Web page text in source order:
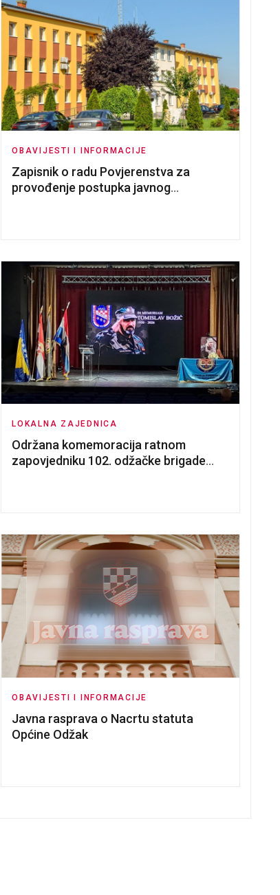
OBAVIJESTI I INFORMACIJE
Zapisnik o radu Povjerenstva za
provođenje postupka javnog
LOKALNA ZAJEDNICA
Održana komemoracija ratnom
zapovjedniku 102. odžačke brigade
OBAVIJESTI I INFORMACIJE
Javna rasprava o Nacrtu statuta
Općine Odžak